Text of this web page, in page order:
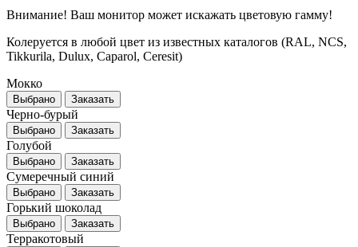
Внимание! Ваш монитор может искажать цветовую гамму!
Колеруется в любой цвет из известных каталогов (RAL, NCS,
Tikkurila, Dulux, Caparol, Ceresit)
Мокко
Выбрано Заказать
Черно-бурый
Выбрано Заказать
Голубой
Выбрано Заказать
Сумеречный синий
Выбрано Заказать
Горький шоколад
Выбрано Заказать
Терракотовый